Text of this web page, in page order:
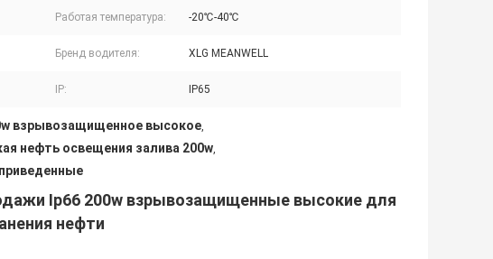
Работая температура: -20℃-40℃
Бренд водителя: XLG MEANWELL
IP: IP65
взрывозащищенное высокое,
нефть освещения залива 200w,
Ip66 200w взрывозащищенные высокие для
нефти